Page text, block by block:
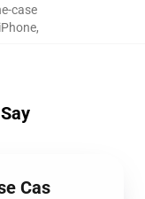
case
,
Cas